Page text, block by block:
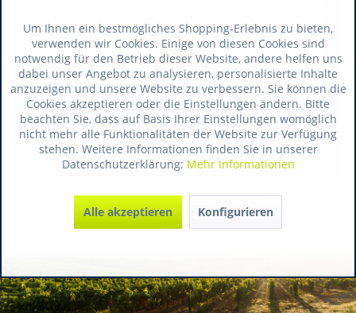
Bodegas Monteviejo - Clos de los Siete
Um Ihnen ein bestmögliches Shopping-Erlebnis zu bieten,
verwenden wir Cookies. Einige von diesen Cookies sind
notwendig für den Betrieb dieser Website, andere helfen uns
dabei unser Angebot zu analysieren, personalisierte Inhalte
anzuzeigen und unsere Website zu verbessern. Sie können die
Cookies akzeptieren oder die Einstellungen ändern. Bitte
beachten Sie, dass auf Basis Ihrer Einstellungen womöglich
nicht mehr alle Funktionalitäten der Website zur Verfügung
stehen. Weitere Informationen finden Sie in unserer
Datenschutzerklärung: Mehr Informationen
Alle akzeptieren Konfigurieren